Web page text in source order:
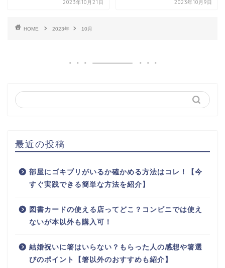
2023年10月21日 2023年10月9日
HOME 2023年 10月
最近の投稿
部屋にゴキブリがいるか確かめる方法はコレ！【今
すぐ実践できる簡単な方法を紹介】
図書カードの使える店ってどこ？コンビニでは使え
ないが本以外も購入可！
結婚祝いに箸はいらない？もらった人の感想や箸選
びのポイント【箸以外のおすすめも紹介】